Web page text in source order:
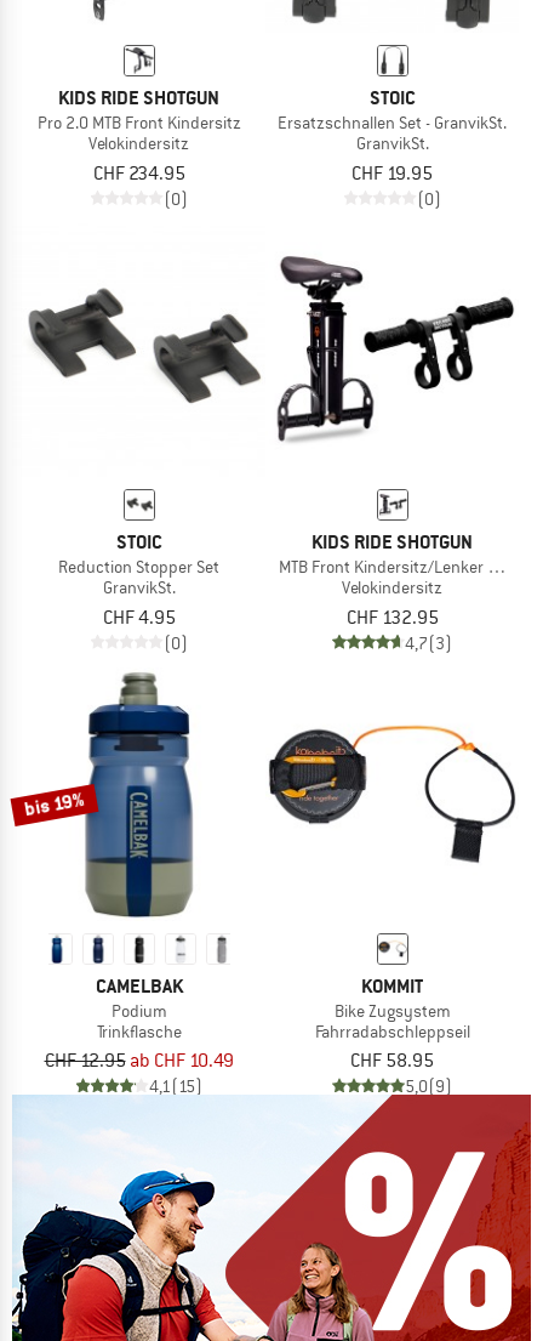
KIDS RIDE SHOTGUN
Pro 2.0 MTB Front Kindersitz
Velokindersitz
CHF 234.95
(0)
STOIC
Ersatzschnallen Set - GranvikSt.
GranvikSt.
CHF 19.95
(0)
STOIC
Reduction Stopper Set
GranvikSt.
CHF 4.95
(0)
KIDS RIDE SHOTGUN
MTB Front Kindersitz/Lenker Combo
Velokindersitz
CHF 132.95
4,7(3)
bis 19%
CAMELBAK
Podium
Trinkflasche
CHF 12.95 ab CHF 10.49
4,1(15)
KOMMIT
Bike Zugsystem
Fahrradabschleppseil
CHF 58.95
5,0(9)